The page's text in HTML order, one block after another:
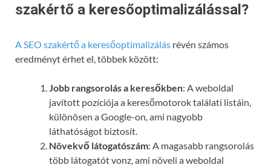
szakértő a keresőoptimalizálással?
A SEO szakértő a keresőoptimalizálás révén számos
eredményt érhet el, többek között:
Jobb rangsorolás a keresőkben: A weboldal
javított pozíciója a keresőmotorok találati listáin,
különösen a Google-on, ami nagyobb
láthatóságot biztosít.
Növekvő látogatószám: A magasabb rangsorolás
több látogatót vonz, ami növeli a weboldal